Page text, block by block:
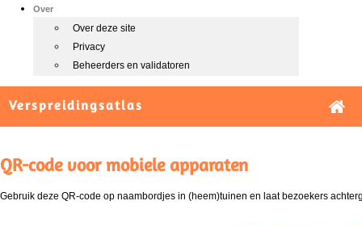
Over
Over deze site
Privacy
Beheerders en validatoren
Verspreidingsatlas
QR-code voor mobiele apparaten
Gebruik deze QR-code op naambordjes in (heem)tuinen en laat bezoekers